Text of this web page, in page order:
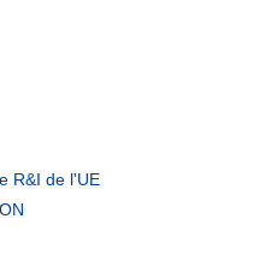
R&I de l'UE